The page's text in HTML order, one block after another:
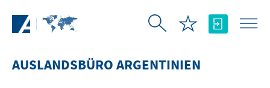
AUSLANDSBÜRO ARGENTINIEN